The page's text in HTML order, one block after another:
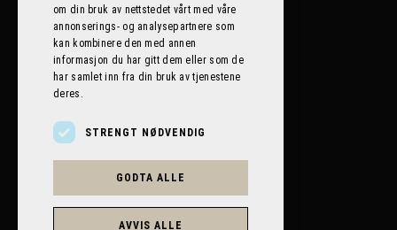
POWERED BY EMPORI CMS
om din bruk av nettstedet vårt med våre
annonserings- og analysepartnere som
kan kombinere den med annen
informasjon du har gitt dem eller som de
har samlet inn fra din bruk av tjenestene
deres.
STRENGT NØDVENDIG
GODTA ALLE
AVVIS ALLE